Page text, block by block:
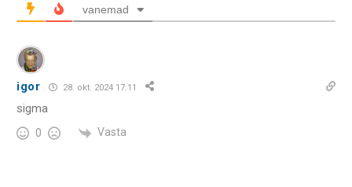
vanemad
igor 28. okt. 2024 17:11
sigma
0 Vasta